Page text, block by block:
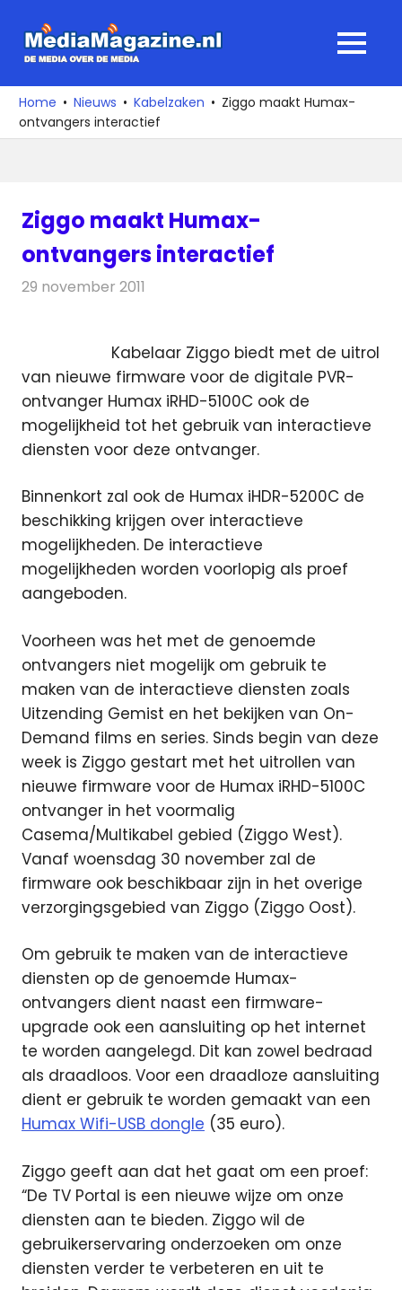
naar
media
over
de
MENU
Home Nieuws Kabelzaken
Ziggo maakt Humax-
ontvangers interactief
Ziggo maakt Humax-
ontvangers interactief
29 november 2011
Kabelaar Ziggo biedt met de uitrol
van nieuwe firmware voor de digitale PVR-
ontvanger Humax iRHD-5100C ook de
mogelijkheid tot het gebruik van interactieve
diensten voor deze ontvanger.
Binnenkort zal ook de Humax iHDR-5200C de
beschikking krijgen over interactieve
mogelijkheden. De interactieve
mogelijkheden worden voorlopig als proef
aangeboden.
Voorheen was het met de genoemde
ontvangers niet mogelijk om gebruik te
maken van de interactieve diensten zoals
Uitzending Gemist en het bekijken van On-
Demand films en series. Sinds begin van deze
week is Ziggo gestart met het uitrollen van
nieuwe firmware voor de Humax iRHD-5100C
ontvanger in het voormalig
Casema/Multikabel gebied (Ziggo West).
Vanaf woensdag 30 november zal de
firmware ook beschikbaar zijn in het overige
verzorgingsgebied van Ziggo (Ziggo Oost).
Om gebruik te maken van de interactieve
diensten op de genoemde Humax-
ontvangers dient naast een firmware-
upgrade ook een aansluiting op het internet
te worden aangelegd. Dit kan zowel bedraad
als draadloos. Voor een draadloze aansluiting
dient er gebruik te worden gemaakt van een
Humax Wifi-USB dongle (35 euro).
Ziggo geeft aan dat het gaat om een proef:
“De TV Portal is een nieuwe wijze om onze
diensten aan te bieden. Ziggo wil de
gebruikerservaring onderzoeken om onze
diensten verder te verbeteren en uit te